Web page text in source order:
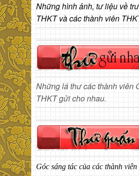
Những hình ảnh, tư liệu về
THKT và các thành viên
Những lá thư các thành viên
THKT gửi cho nhau.
Góc sáng tác của các thành